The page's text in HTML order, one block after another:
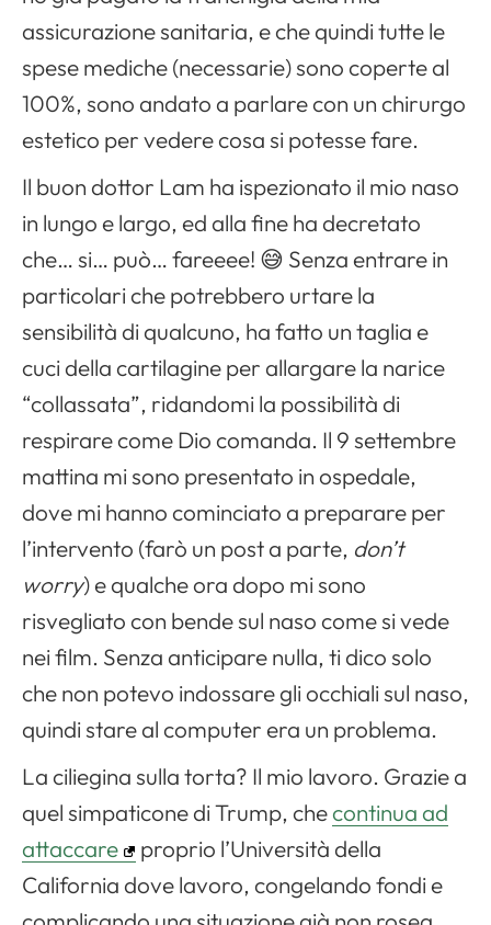
assicurazione sanitaria, e che quindi tutte le
spese mediche (necessarie) sono coperte al
100%, sono andato a parlare con un chirurgo
estetico per vedere cosa si potesse fare.
Il buon dottor Lam ha ispezionato il mio naso
in lungo e largo, ed alla fine ha decretato
che… si… può… fareeee! 😅 Senza entrare in
particolari che potrebbero urtare la
sensibilità di qualcuno, ha fatto un taglia e
cuci della cartilagine per allargare la narice
“collassata”, ridandomi la possibilità di
respirare come Dio comanda. Il 9 settembre
mattina mi sono presentato in ospedale,
dove mi hanno cominciato a preparare per
l’intervento (farò un post a parte, don’t
worry) e qualche ora dopo mi sono
risvegliato con bende sul naso come si vede
nei film. Senza anticipare nulla, ti dico solo
che non potevo indossare gli occhiali sul naso,
quindi stare al computer era un problema.
La ciliegina sulla torta? Il mio lavoro. Grazie a
quel simpaticone di Trump, checontinua ad
attaccare
proprio l’Università della
California dove lavoro, congelando fondi e